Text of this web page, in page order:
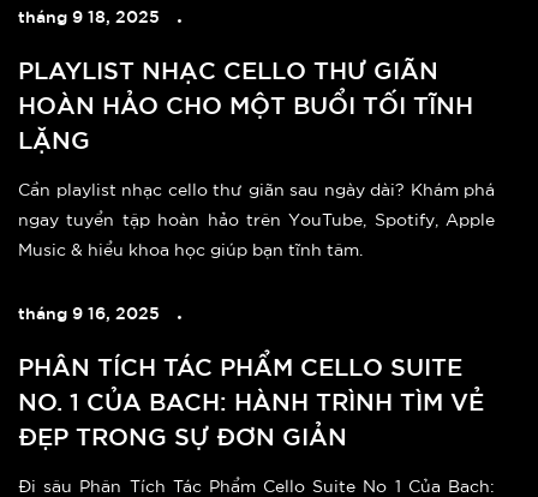
tháng 9 18, 2025
PLAYLIST NHẠC CELLO THƯ GIÃN
HOÀN HẢO CHO MỘT BUỔI TỐI TĨNH
LẶNG
Cần playlist nhạc cello thư giãn sau ngày dài? Khám phá
ngay tuyển tập hoàn hảo trên YouTube, Spotify, Apple
Music & hiểu khoa học giúp bạn tĩnh tâm.
tháng 9 16, 2025
PHÂN TÍCH TÁC PHẨM CELLO SUITE
NO. 1 CỦA BACH: HÀNH TRÌNH TÌM VẺ
ĐẸP TRONG SỰ ĐƠN GIẢN
Đi sâu Phân Tích Tác Phẩm Cello Suite No 1 Của Bach: